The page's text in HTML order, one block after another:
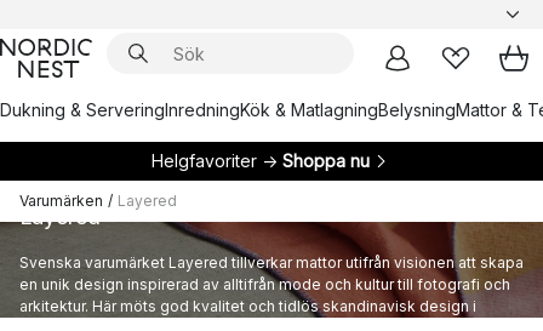
Dukning & ServeringInredningKök & MatlagningBelysningMattor &
Helgfavoriter → Shoppa nu
Varumärken / Layered
Layered
Svenska varumärket Layered tillverkar mattor utifrån visionen att skapa
en unik design inspirerad av alltifrån mode och kultur till fotografi och
arkitektur. Här möts god kvalitet och tidlös skandinavisk design i